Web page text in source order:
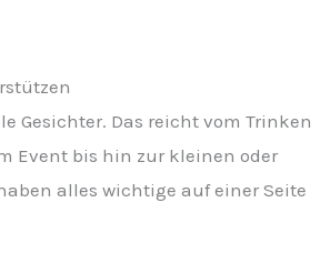
Gesichter. Das reicht vom Trinken
Event bis hin zur kleinen oder
alles wichtige auf einer Seite